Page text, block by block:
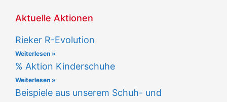
Aktuelle Aktionen
Rieker R-Evolution
Weiterlesen »
% Aktion Kinderschuhe
Weiterlesen »
Beispiele aus unserem Schuh- und